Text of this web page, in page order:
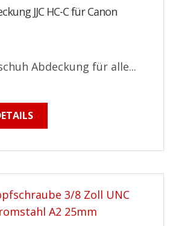
JJC HC-C für Canon
Abdeckung für alle...